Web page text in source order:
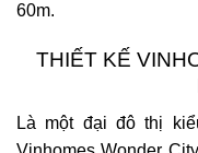
60m.
THIẾT KẾ
Là một đại đô thị